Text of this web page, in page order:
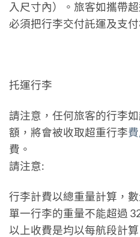
入尺寸內）。旅客如攜帶
必須把行李交付託運及支
托運行李
請注意，任何旅客的行李
額，將會被收取超重行李
費。
請注意:
行李計費以總重量計算，
單一行李的重量不能超過
以上收費是均以每航段計算